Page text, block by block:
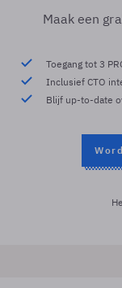
Maak een
Toegang tot 3
Inclusief CTO
Blijf up-to-date